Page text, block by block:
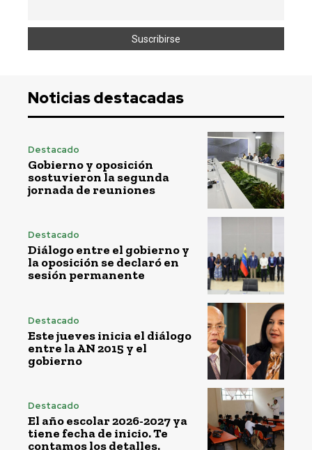
Noticias destacadas
Destacado
Gobierno y oposición
sostuvieron la segunda
jornada de reuniones
Destacado
Diálogo entre el gobierno y
la oposición se declaró en
sesión permanente
Destacado
Este jueves inicia el diálogo
entre la AN 2015 y el
gobierno
Destacado
El año escolar 2026-2027 ya
tiene fecha de inicio. Te
contamos los detalles.